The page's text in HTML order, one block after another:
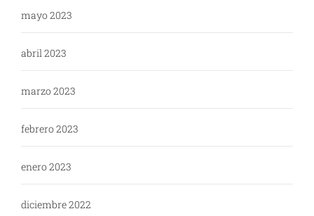
mayo 2023
abril 2023
marzo 2023
febrero 2023
enero 2023
diciembre 2022